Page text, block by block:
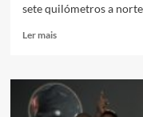
sete quilómetros a
Ler maisLeia
Camponeses
registam
pouca